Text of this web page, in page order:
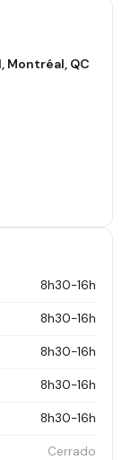
Montréal, QC
8h30-16h
8h30-16h
8h30-16h
8h30-16h
8h30-16h
Cerrado